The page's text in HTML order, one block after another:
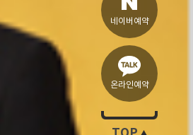
네이버예약
온라인예약